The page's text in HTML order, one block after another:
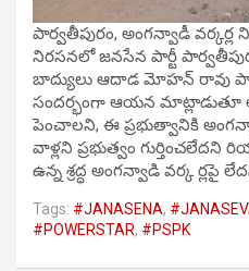
పార్వతీపురం, అంగన్వాడీ వర్కర్ల
నిరసనలో జనసేన పార్టీ
బాద్యులు ఆదాడ మోహన్ రావు
సందర్భంగా ఆయన మాట్లాడుతూ
పెంచాలని, ఈ ప్రభుత్వానికి
వాళ్లని ప్రభుత్వం గుర్తించలేదని
ఉన్న శ్రద్ధ అంగన్వాడి వర్క ర్లపై
Tags: #JANASENA,
#POWERSTAR, #PSPK